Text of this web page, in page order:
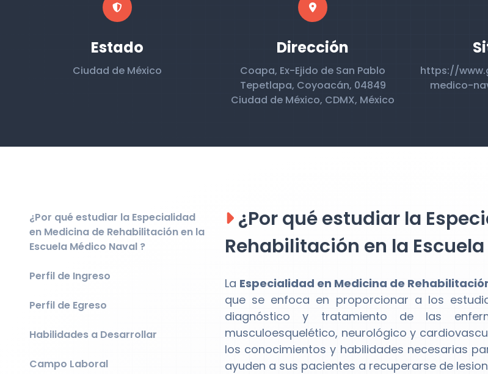
Estado
Ciudad de México
Dirección
Coapa, Ex-Ejido de San Pablo
Tepetlapa, Coyoacán, 04849
Ciudad de México, CDMX, México
https://
medico-
¿Por qué estudiar la Especialidad
en Medicina de Rehabilitación en la
Escuela Médico Naval ?
Perfil de Ingreso
Perfil de Egreso
Habilidades a Desarrollar
Campo Laboral
¿Por qué estudiar la
Rehabilitación en la
La Especialidad en Medicina de
que se enfoca en proporcionar a los
diagnóstico y tratamiento de las
musculoesquelético, neurológico y
los conocimientos y habilidades necesarias
ayuden a sus pacientes a recuperarse de